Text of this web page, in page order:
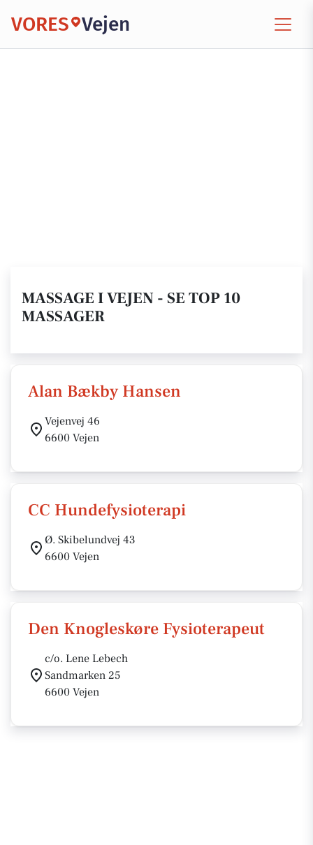
VORES Vejen
MASSAGE I VEJEN - SE TOP 10
MASSAGER
Alan Bækby Hansen
Vejenvej 46
6600 Vejen
CC Hundefysioterapi
Ø. Skibelundvej 43
6600 Vejen
Den Knogleskøre Fysioterapeut
c/o. Lene Lebech
Sandmarken 25
6600 Vejen